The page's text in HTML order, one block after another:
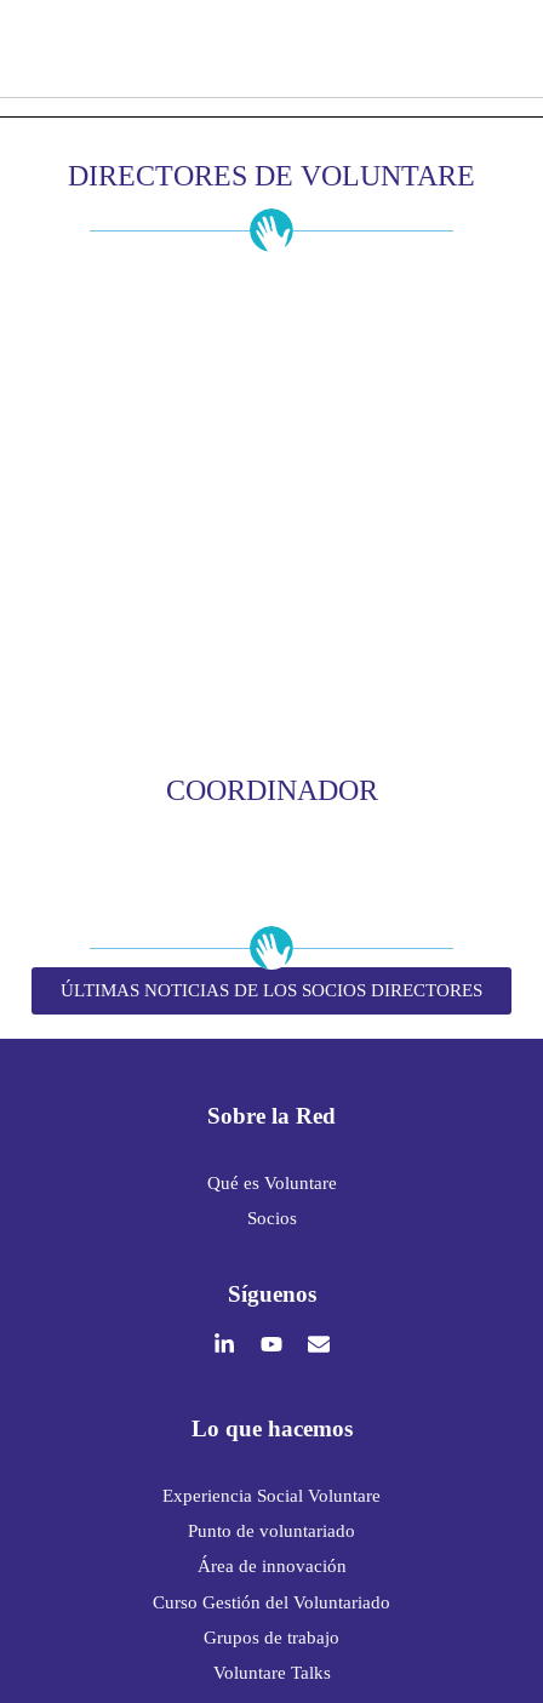
DIRECTORES DE VOLUNTARE
COORDINADOR
ÚLTIMAS NOTICIAS DE LOS SOCIOS DIRECTORES
Sobre la Red
Qué es Voluntare
Socios
Síguenos
Lo que hacemos
Experiencia Social Voluntare
Punto de voluntariado
Área de innovación
Curso Gestión del Voluntariado
Grupos de trabajo
Voluntare Talks